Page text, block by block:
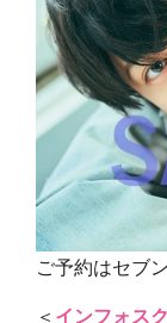
ご予約はセブ
＜ インフォス